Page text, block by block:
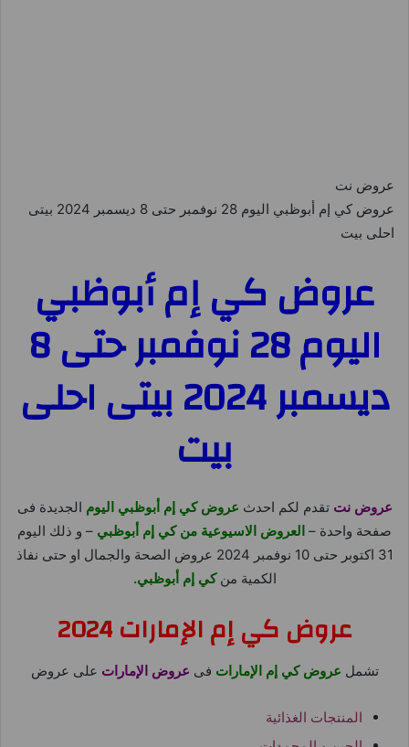
عروض نت
عروض كي إم أبوظبي اليوم 28 نوفمبر حتى 8 ديسمبر 2024 بيتى
احلى بيت
عروض كي إم أبوظبي
اليوم 28 نوفمبر حتى 8
ديسمبر 2024 بيتى احلى
بيت
عروض نت تقدم لكم احدث عروض كي إم أبوظبي اليوم الجديدة فى
صفحة واحدة – العروض الاسيوعية من كي إم أبوظبي – و ذلك اليوم
31 اكتوبر حتى 10 نوفمبر 2024 عروض الصحة والجمال او حتى نفاذ
الكمية منكي إم أبوظبي.
عروض كي إم الإمارات 2024
تشمل عروض كي إم الإمارات فى عروض الإمارات على عروض
المنتجات الغذائية